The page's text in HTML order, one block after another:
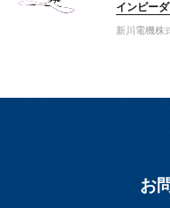
インピー
新川電機株
お